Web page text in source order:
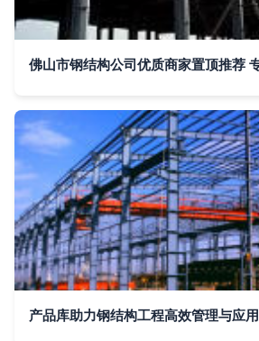
产品库助力钢结构工程高效管理与应用